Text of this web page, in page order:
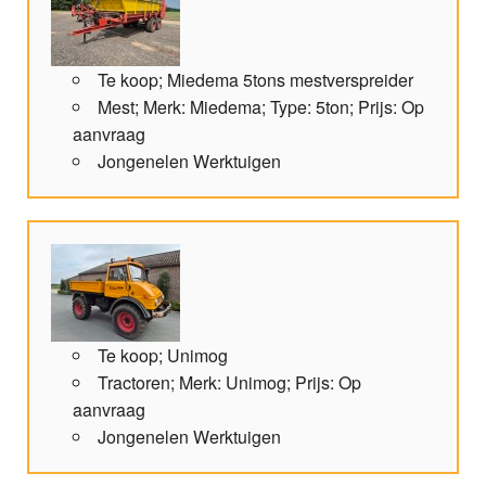
Te koop; Miedema 5tons mestverspreider
Mest; Merk: Miedema; Type: 5ton; Prijs: Op
aanvraag
Jongenelen Werktuigen
Te koop; Unimog
Tractoren; Merk: Unimog; Prijs: Op
aanvraag
Jongenelen Werktuigen